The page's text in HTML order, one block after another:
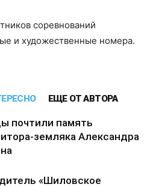
соревнований
и художественные номера.
ЕЩЕ ОТ АВТОРА
почтили память
земляка Александра
«Шиловское